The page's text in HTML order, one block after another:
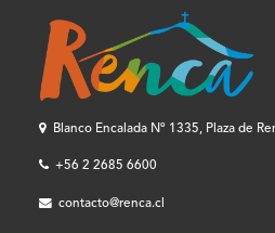
Blanco Encalada Nº 1335, Plaza de
+56 2 2685 6600
contacto@renca.cl